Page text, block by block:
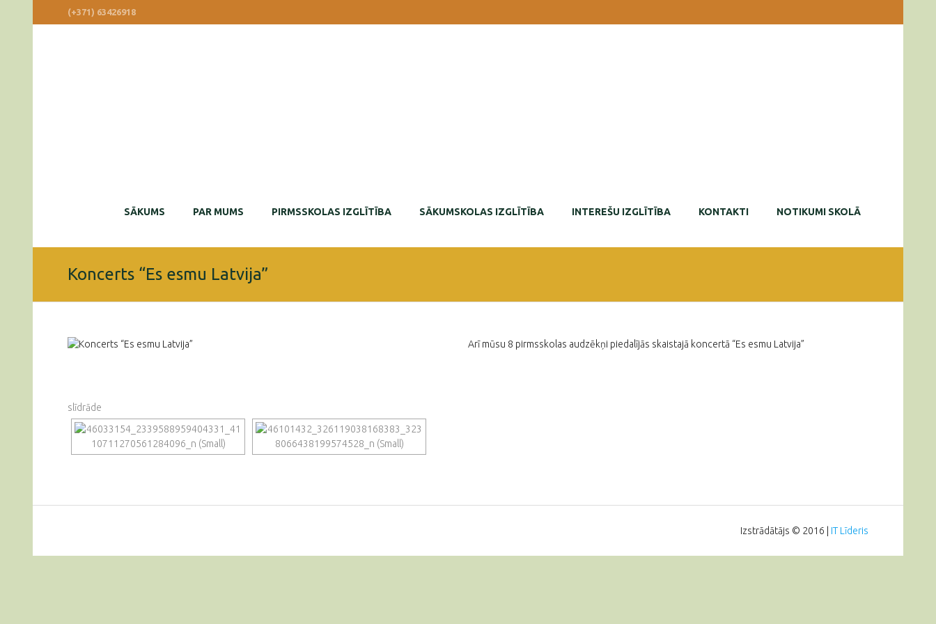
(+371) 63426918
SĀKUMS PAR MUMS PIRMSSKOLAS IZGLĪTĪBA SĀKUMSKOLAS IZGLĪTĪBA INTEREŠU IZGLĪTĪBA KONTAKTI NOTIKUMI SKOLĀ
Koncerts “Es esmu Latvija”
Arī mūsu 8 pirmsskolas audzēkņi piedalījās skaistajā koncertā “Es esmu Latvija”
slīdrāde
Izstrādātājs © 2016 | IT Līderis